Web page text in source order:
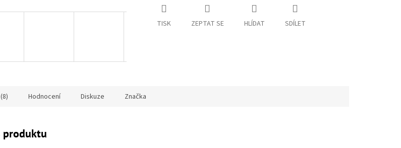
TISK ZEPTAT SE HLÍDAT SDÍLET
Hodnocení Diskuze Značka
produktu